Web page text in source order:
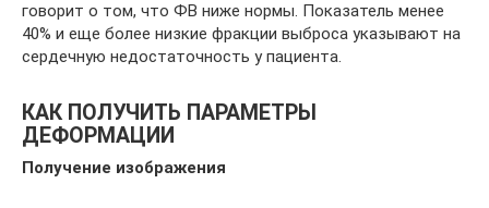
говорит о том, что ФВ ниже нормы. Показатель менее
40% и еще более низкие фракции выброса указывают на
сердечную недостаточность у пациента.
КАК ПОЛУЧИТЬ ПАРАМЕТРЫ
ДЕФОРМАЦИИ
Получение изображения